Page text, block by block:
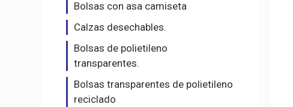
Bolsas con asa camiseta
Calzas desechables.
Bolsas de polietileno
transparentes.
Bolsas transparentes de polietileno
reciclado